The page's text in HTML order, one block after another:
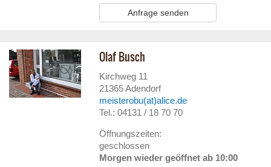
Anfrage senden
Olaf Busch
Kirchweg 11
21365Adendorf
meisterobu(at)alice.de
Tel.: 04131 / 18 70 70
Öffnungszeiten:
geschlossen
Morgen wieder geöffnet ab 10:00